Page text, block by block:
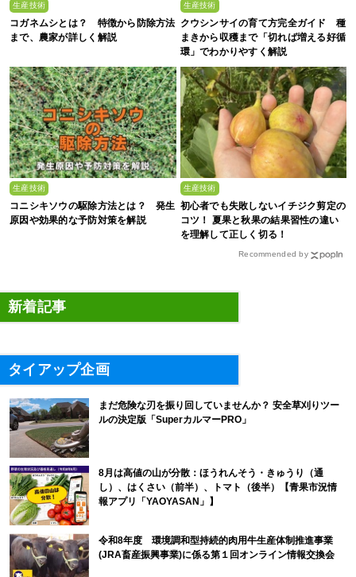
生産技術
コガネムシとは？ 特徴から防除方法
まで、農家が詳しく解説
生産技術
クウシンサイの育て方完全ガイド 種
まきから収穫まで「切れば増える好循
環」でわかりやすく解説
生産技術
コニシキソウの駆除方法とは？ 発生
原因や効果的な予防対策を解説
生産技術
初心者でも失敗しないイチジク剪定の
コツ！ 夏果と秋果の結果習性の違い
を理解して正しく切る！
Recommended by
新着記事
タイアップ企画
まだ危険な刃を振り回していませんか？ 安全草刈りツー
ルの決定版「SuperカルマーPRO」
8月は高値の山が分散：ほうれんそう・きゅうり（通
し）、はくさい（前半）、トマト（後半）【青果市況情
報アプリ「YAOYASAN」】
令和8年度 環境調和型持続的肉用牛生産体制推進事業
(JRA畜産振興事業)に係る第１回オンライン情報交換会